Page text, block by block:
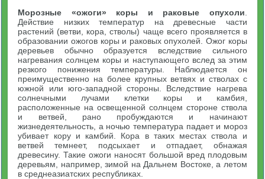
Морозные «ожоги» коры и раковые опухоли
Действие низких температур на древесные части
растений (ветви, кора, стволы) чаще всего проявляется в
образовании ожогов коры и раковых опухолей. Ожог коры
деревьев обычно образуется вследствие сильного
нагревания солнцем коры и наступающего вслед за этим
резкого понижения температуры. Наблюдается он
преимущественно на более крупных ветвях и стволах с
южной или юго-западной стороны. Вследствие нагрева
солнечными лучами клетки коры и камбия,
расположенные на освещенной солнцем стороне ствола
и ветвей, рано пробуждаются и начинают
жизнедеятельность, а ночью температура падает и мороз
убивает кору и камбий. Кора в таких местах ствола и
ветвей темнеет, подсыхает и отпадает, обнажая
древесину. Такие ожоги наносят большой вред плодовым
деревьям, например, зимой на Дальнем Востоке, а летом
в среднеазиатских республиках.